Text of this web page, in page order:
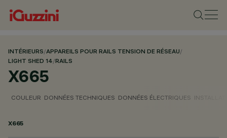
INTÉRIEURS/APPAREILS POUR RAILS TENSION DE RÉSEAU/
LIGHT SHED 14/RAILS
X665
COULEUR DONNÉES TECHNIQUES DONNÉES ÉLECTRIQUES
X665